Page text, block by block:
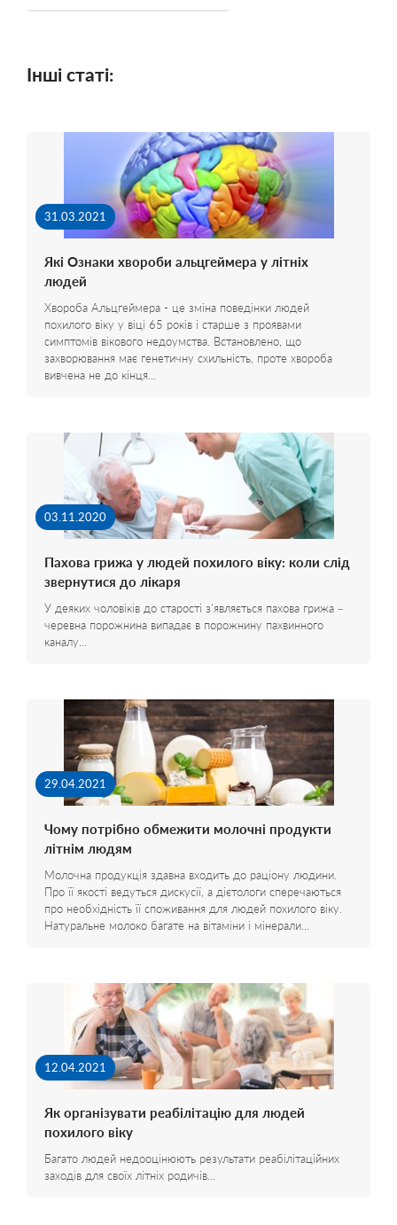
Інші статі:
31.03.2021
Які Ознаки хвороби альцгеймера у літніх
людей
Хвороба Альцгеймера - це зміна поведінки людей
похилого віку у віці 65 років і старше з проявами
симптомів вікового недоумства. Встановлено, що
захворювання має генетичну схильність, проте хвороба
вивчена не до кінця…
03.11.2020
Пахова грижа у людей похилого віку: коли слід
звернутися до лікаря
У деяких чоловіків до старості з'являється пахова грижа –
черевна порожнина випадає в порожнину пахвинного
каналу…
29.04.2021
Чому потрібно обмежити молочні продукти
літнім людям
Молочна продукція здавна входить до раціону людини.
Про її якості ведуться дискусії, а дієтологи сперечаються
про необхідність її споживання для людей похилого віку.
Натуральне молоко багате на вітаміни і мінерали…
12.04.2021
Як організувати реабілітацію для людей
похилого віку
Багато людей недооцінюють результати реабілітаційних
заходів для своїх літніх родичів…